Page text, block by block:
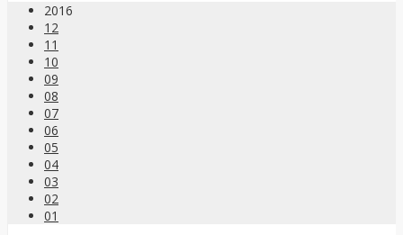
2016
12
11
10
09
08
07
06
05
04
03
02
01